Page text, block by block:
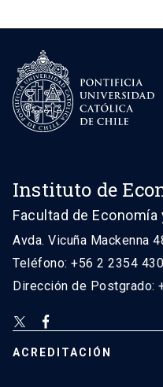
Instituto de
Facultad de
Avda. Vicuña Mackenna
Teléfono: +56 2 2354
Dirección de Postgrado:
ACREDITACIÓN